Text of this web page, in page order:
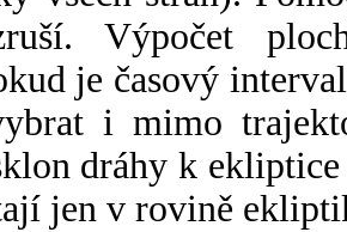
Výpočet
je časový
i mimo
dráhy k
jen v rovině